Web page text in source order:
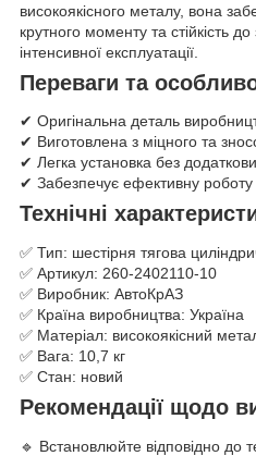
високоякісного металу, вона
крутного моменту та стійкість
інтенсивної експлуатації.
Переваги та
✔ Оригінальна деталь
✔ Виготовлена з міцного та
✔ Легка установка без
✔ Забезпечує ефективну роботу
Технічні
✅ Тип: шестірня тягова
✅ Артикул: 260-2402110-10
✅ Виробник: АвтоКрАЗ
✅ Країна виробництва: Україна
✅ Матеріал: високоякісний
✅ Вага: 10,7 кг
✅ Стан: новий
Рекомендації щодо
🔹 Встановлюйте відповідно до